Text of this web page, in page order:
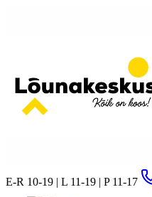
E-R 10-19 | L 11-19 | P 11-17